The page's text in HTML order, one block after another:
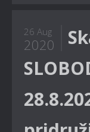
26 Aug
2020